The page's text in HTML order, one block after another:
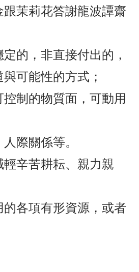
茉莉花答謝龍波譚齋
定的，非直接付出的，
可能性的方式；
控制的物質面，可動用
際關係等。
輕辛苦耕耘、親力親
各項有形資源，或者